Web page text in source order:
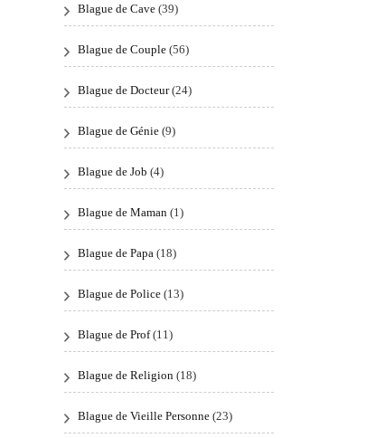
Blague de Cave(39)
Blague de Couple(56)
Blague de Docteur(24)
Blague de Génie(9)
Blague de Job (4)
Blague de Maman(1)
Blague de Papa(18)
Blague de Police(13)
Blague de Prof(11)
Blague de Religion(18)
Blague de Vieille Personne(23)